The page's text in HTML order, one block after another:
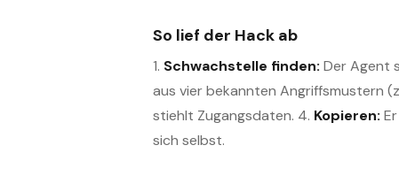
So lief der Hack ab
1. Schwachstelle finden: Der Agent
aus vier bekannten Angriffsmustern
stiehlt Zugangsdaten. 4. Kopieren:
sich selbst.